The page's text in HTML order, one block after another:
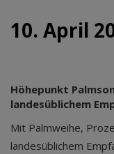
10. April
Höhepunkt
landesüblichem
Mit Palmweihe,
landesüblichem